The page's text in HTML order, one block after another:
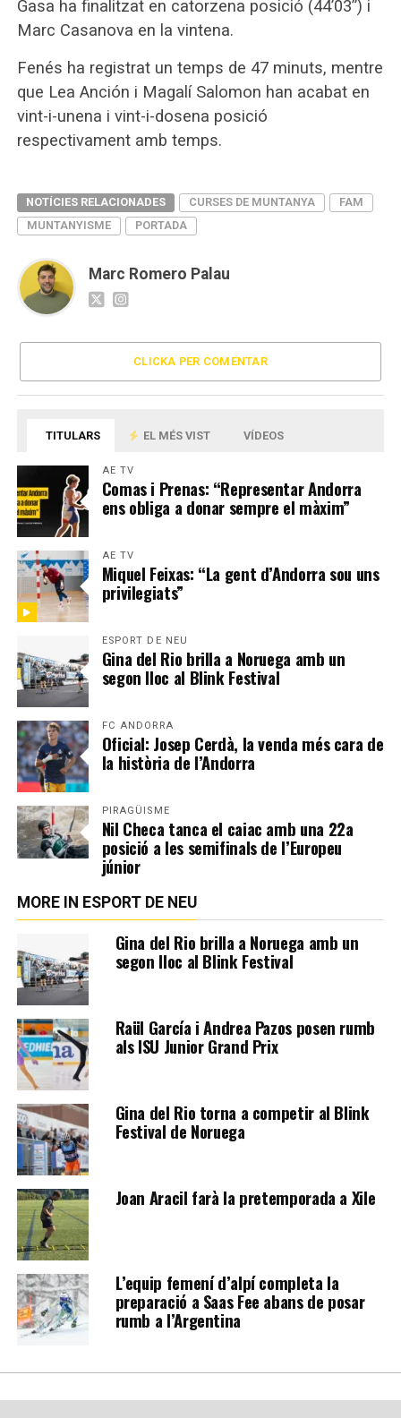
Gasa ha finalitzat en catorzena posició (44’03”) i
Marc Casanova en la vintena.
Fenés ha registrat un temps de 47 minuts, mentre
que Lea Anción i Magalí Salomon han acabat en
vint-i-unena i vint-i-dosena posició
respectivament amb temps.
NOTÍCIES RELACIONADES CURSES DE MUNTANYA
FAM
MUNTANYISME
PORTADA
Marc Romero Palau
CLICKA PER COMENTAR
TITULARS EL MÉS VIST VÍDEOS
AE TV
Comas i Prenas: “Representar Andorra
ens obliga a donar sempre el màxim”
AE TV
Miquel Feixas: “La gent d’Andorra sou uns
privilegiats”
ESPORT DE NEU
Gina del Rio brilla a Noruega amb un
segon lloc al Blink Festival
FC ANDORRA
Oficial: Josep Cerdà, la venda més cara de
la història de l’Andorra
PIRAGÜISME
Nil Checa tanca el caiac amb una 22a
posició a les semifinals de l’Europeu
júnior
MORE IN ESPORT DE NEU
Gina del Rio brilla a Noruega amb un
segon lloc al Blink Festival
Raül García i Andrea Pazos posen rumb
als ISU Junior Grand Prix
Gina del Rio torna a competir al Blink
Festival de Noruega
Joan Aracil farà la pretemporada a Xile
L’equip femení d’alpí completa la
preparació a Saas Fee abans de posar
rumb a l’Argentina